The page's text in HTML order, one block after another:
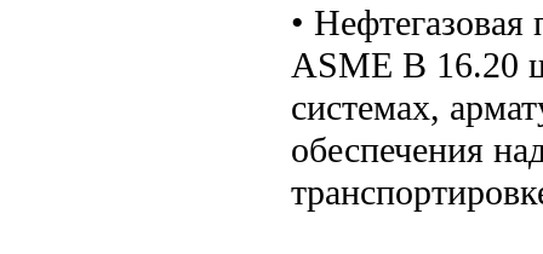
•
ASME B 16.20
системах,
обеспечения